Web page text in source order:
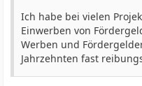
Ich habe bei vielen
Einwerben von
Werben und
Jahrzehnten fast